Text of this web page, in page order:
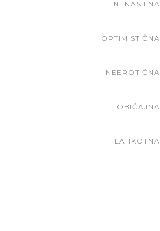
NENASILNA
OPTIMISTIČNA
NEEROTIČNA
OBIČAJNA
LAHKOTNA